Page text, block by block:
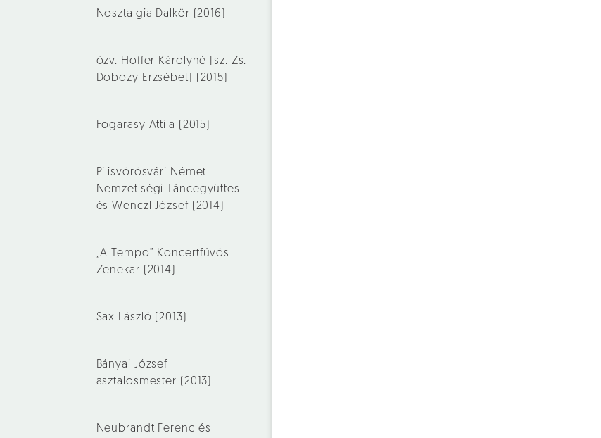
Nosztalgia Dalkör (2016)
özv. Hoffer Károlyné [sz. Zs.
Dobozy Erzsébet] (2015)
Fogarasy Attila (2015)
Pilisvörösvári Német
Nemzetiségi Táncegyüttes
és Wenczl József (2014)
„A Tempo” Koncertfúvós
Zenekar (2014)
Sax László (2013)
Bányai József
asztalosmester (2013)
Neubrandt Ferenc és